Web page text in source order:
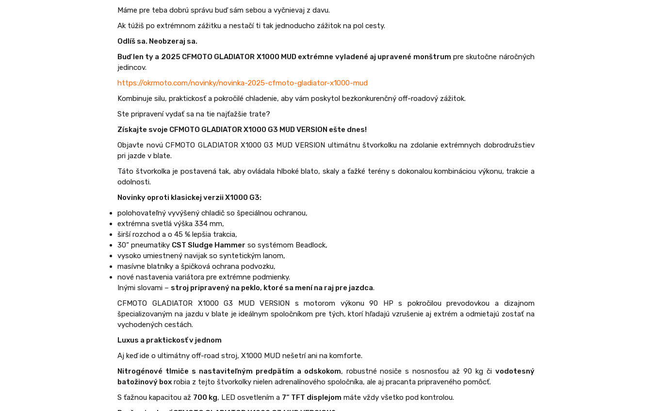
Máme pre teba dobrú správu buď sám sebou a vyčnievaj z davu.
Ak túžiš po extrémnom zážitku a nestačí ti tak jednoducho zážitok na pol cesty.
Odlíš sa. Neobzeraj sa.
Buď len ty a 2025 CFMOTO GLADIATOR X1000 MUD extrémne vyladené aj upravené monštrum pre skutočne náročných
jedincov.
https://okrmoto.com/novinky/novinka-2025-cfmoto-gladiator-x1000-mud
Kombinuje silu, praktickosť a pokročilé chladenie, aby vám poskytol bezkonkurenčný off-roadový zážitok.
Ste pripravení vydať sa na tie najťažšie trate?
Získajte svoje CFMOTO GLADIATOR X1000 G3 MUD VERSION ešte dnes!
Objavte novú CFMOTO GLADIATOR X1000 G3 MUD VERSION ultimátnu štvorkolku na zdolanie extrémnych dobrodružstiev
pri jazde v blate.
Táto štvorkolka je postavená tak, aby ovládala hlboké blato, skaly a ťažké terény s dokonalou kombináciou výkonu, trakcie a
odolnosti.
Novinky oproti klasickej verzii X1000 G3:
polohovateľný vyvýšený chladič so špeciálnou ochranou,
extrémna svetlá výška 334 mm,
širší rozchod a o 45 % lepšia trakcia,
30“ pneumatiky CST Sludge Hammer so systémom Beadlock,
vysoko umiestnený navijak so syntetickým lanom,
masívne blatníky a špičková ochrana podvozku,
nové nastavenia variátora pre extrémne podmienky.
Inými slovami – stroj pripravený na peklo, ktoré sa mení na raj pre jazdca.
CFMOTO GLADIATOR X1000 G3 MUD VERSION s motorom výkonu 90 HP s pokročilou prevodovkou a dizajnom
špecializovaným na jazdu v blate je ideálnym spoločníkom pre tých, ktorí hľadajú vzrušenie aj extrém a odmietajú zostať na
vychodených cestách.
Luxus a praktickosť v jednom
Aj keď ide o ultimátny off-road stroj, X1000 MUD nešetrí ani na komforte.
Nitrogénové tlmiče s nastaviteľným predpätím a odskokom, robustné nosiče s nosnosťou až 90 kg či vodotesný
batožinový box robia z tejto štvorkolky nielen adrenalínového spoločníka, ale aj pracanta pripraveného pomôcť.
S ťažnou kapacitou až 700 kg, LED osvetlením a 7“ TFT displejom máte vždy všetko pod kontrolou.